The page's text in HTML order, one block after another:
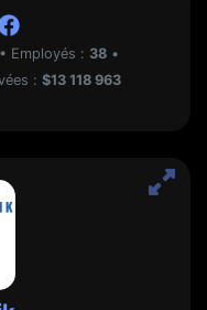
• Employés : 38 •
: $13 118 963